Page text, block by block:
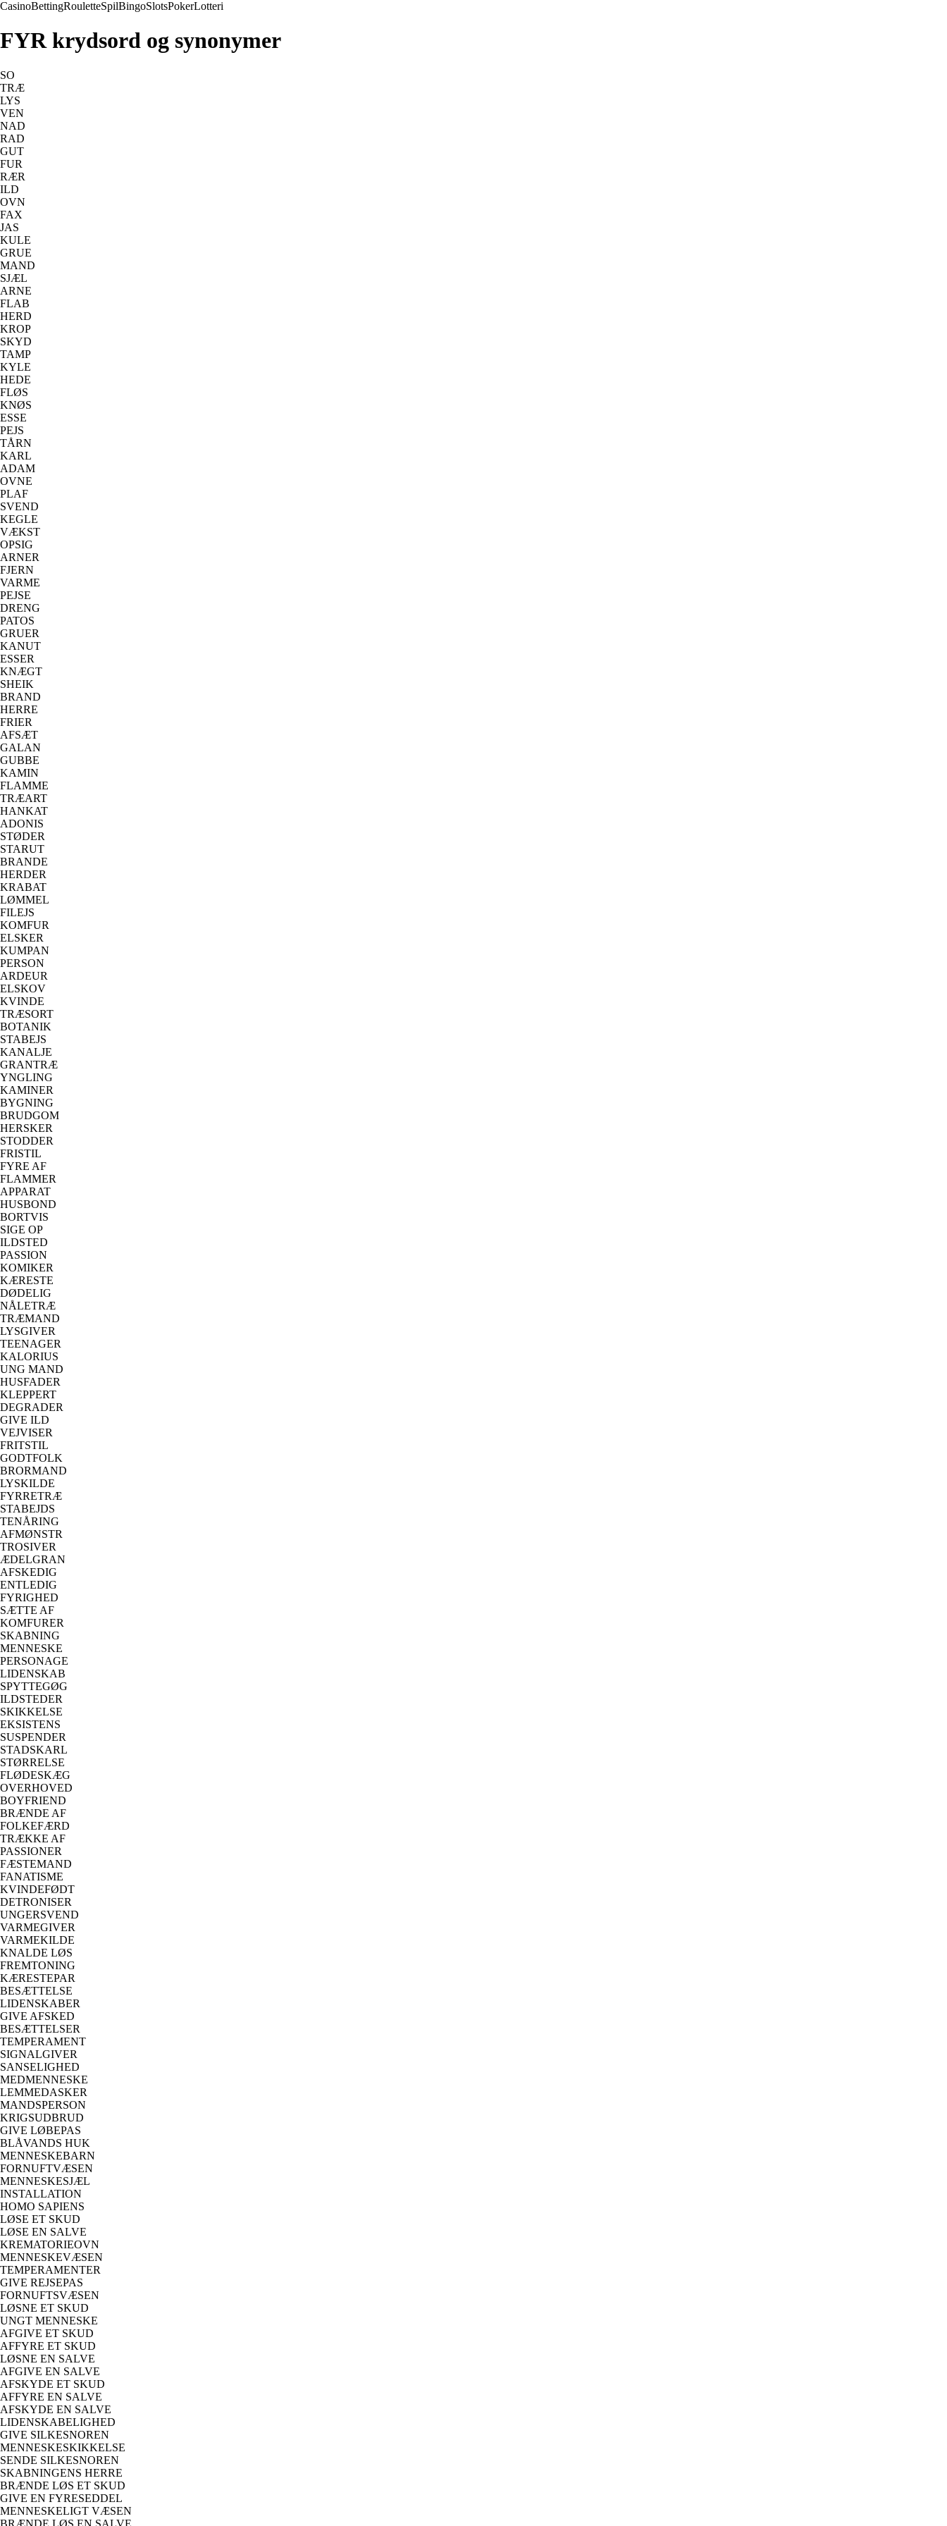
CasinoBettingRouletteSpilBingoSlotsPokerLotteri
FYR krydsord og synonymer
SO
TRÆ
LYS
VEN
NAD
RAD
GUT
FUR
RÆR
ILD
OVN
FAX
JAS
KULE
GRUE
MAND
SJÆL
ARNE
FLAB
HERD
KROP
SKYD
TAMP
KYLE
HEDE
FLØS
KNØS
ESSE
PEJS
TÅRN
KARL
ADAM
OVNE
PLAF
SVEND
KEGLE
VÆKST
OPSIG
ARNER
FJERN
VARME
PEJSE
DRENG
PATOS
GRUER
KANUT
ESSER
KNÆGT
SHEIK
BRAND
HERRE
FRIER
AFSÆT
GALAN
GUBBE
KAMIN
FLAMME
TRÆART
HANKAT
ADONIS
STØDER
STARUT
BRANDE
HERDER
KRABAT
LØMMEL
FILEJS
KOMFUR
ELSKER
KUMPAN
PERSON
ARDEUR
ELSKOV
KVINDE
TRÆSORT
BOTANIK
STABEJS
KANALJE
GRANTRÆ
YNGLING
KAMINER
BYGNING
BRUDGOM
HERSKER
STODDER
FRISTIL
FYRE AF
FLAMMER
APPARAT
HUSBOND
BORTVIS
SIGE OP
ILDSTED
PASSION
KOMIKER
KÆRESTE
DØDELIG
NÅLETRÆ
TRÆMAND
LYSGIVER
TEENAGER
KALORIUS
UNG MAND
HUSFADER
KLEPPERT
DEGRADER
GIVE ILD
VEJVISER
FRITSTIL
GODTFOLK
BRORMAND
LYSKILDE
FYRRETRÆ
STABEJDS
TENÅRING
AFMØNSTR
TROSIVER
ÆDELGRAN
AFSKEDIG
ENTLEDIG
FYRIGHED
SÆTTE AF
KOMFURER
SKABNING
MENNESKE
PERSONAGE
LIDENSKAB
SPYTTEGØG
ILDSTEDER
SKIKKELSE
EKSISTENS
SUSPENDER
STADSKARL
STØRRELSE
FLØDESKÆG
OVERHOVED
BOYFRIEND
BRÆNDE AF
FOLKEFÆRD
TRÆKKE AF
PASSIONER
FÆSTEMAND
FANATISME
KVINDEFØDT
DETRONISER
UNGERSVEND
VARMEGIVER
VARMEKILDE
KNALDE LØS
FREMTONING
KÆRESTEPAR
BESÆTTELSE
LIDENSKABER
GIVE AFSKED
BESÆTTELSER
TEMPERAMENT
SIGNALGIVER
SANSELIGHED
MEDMENNESKE
LEMMEDASKER
MANDSPERSON
KRIGSUDBRUD
GIVE LØBEPAS
BLÅVANDS HUK
MENNESKEBARN
FORNUFTVÆSEN
MENNESKESJÆL
INSTALLATION
HOMO SAPIENS
LØSE ET SKUD
LØSE EN SALVE
KREMATORIEOVN
MENNESKEVÆSEN
TEMPERAMENTER
GIVE REJSEPAS
FORNUFTSVÆSEN
LØSNE ET SKUD
UNGT MENNESKE
AFGIVE ET SKUD
AFFYRE ET SKUD
LØSNE EN SALVE
AFGIVE EN SALVE
AFSKYDE ET SKUD
AFFYRE EN SALVE
AFSKYDE EN SALVE
LIDENSKABELIGHED
GIVE SILKESNOREN
MENNESKESKIKKELSE
SENDE SILKESNOREN
SKABNINGENS HERRE
BRÆNDE LØS ET SKUD
GIVE EN FYRESEDDEL
MENNESKELIGT VÆSEN
BRÆNDE LØS EN SALVE